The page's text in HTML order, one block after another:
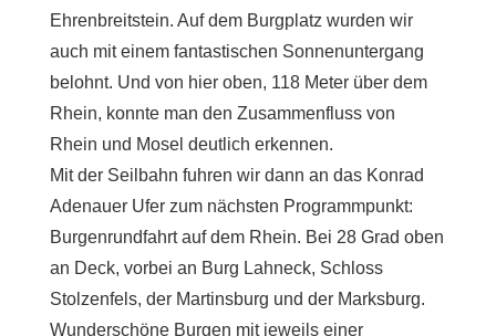
Ehrenbreitstein. Auf dem Burgplatz wurden wir
auch mit einem fantastischen Sonnenuntergang
belohnt. Und von hier oben, 118 Meter über dem
Rhein, konnte man den Zusammenfluss von
Rhein und Mosel deutlich erkennen.
Mit der Seilbahn fuhren wir dann an das Konrad
Adenauer Ufer zum nächsten Programmpunkt:
Burgenrundfahrt auf dem Rhein. Bei 28 Grad oben
an Deck, vorbei an Burg Lahneck, Schloss
Stolzenfels, der Martinsburg und der Marksburg.
Wunderschöne Burgen mit jeweils einer